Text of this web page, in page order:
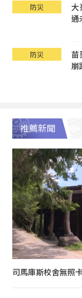
防災
大
通
防災
苗
崩
推薦新聞
司馬庫斯校舍無照